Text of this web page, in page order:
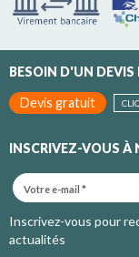
BESOIN D'UN DEVIS
Devis gratuit
INSCRIVEZ-VOUS À
Inscrivez-vous pour
actualités